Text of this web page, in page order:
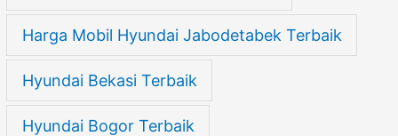
Harga Mobil Hyundai Jabodetabek Terbaik
Hyundai Bekasi Terbaik
Hyundai Bogor Terbaik